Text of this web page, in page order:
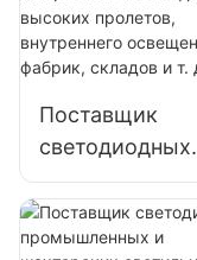
парковок и
складов
Поставщик
светодиодных
светильников
KML-HB30
мощностью 100